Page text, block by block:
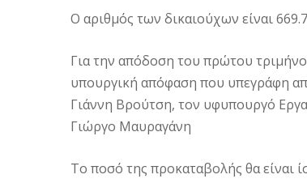
Ο αριθμός των δικαιούχων είναι
Για την απόδοση του πρώτου
υπουργική απόφαση που υπεγράφη
Γιάννη Βρούτση, τον υφυπουργό
Γιώργο Μαυραγάνη
Το ποσό της προκαταβολής θα είναι